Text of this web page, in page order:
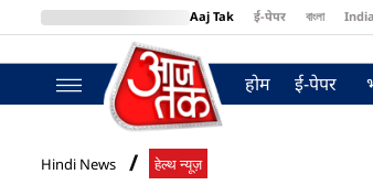
Aaj Tak ई-पेपर বাংলা
BT Bazaar
होम ई-पेपर
Hindi News हेल्थ न्यूज़